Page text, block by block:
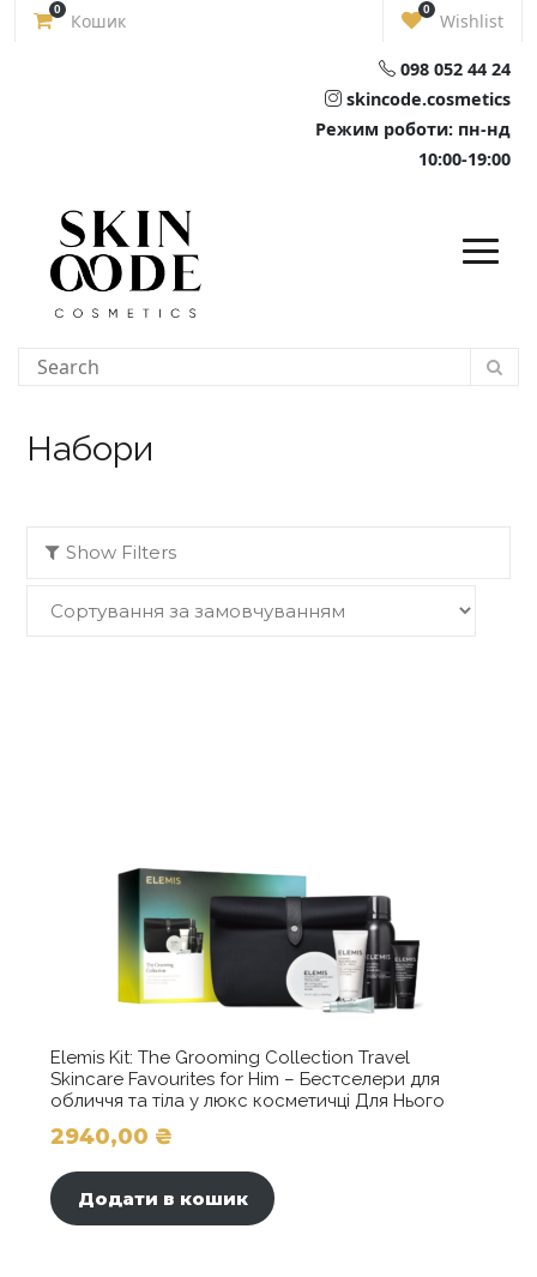
Skip
0
Кошик
0
Wishlist
098 052 44 24
skincode.cosmetics
Режим роботи: пн-нд
10:00-19:00
Набори
Show Filters
Elemis Kit: The Grooming Collection Travel
Skincare Favourites for Him – Бестселери для
обличчя та тіла у люкс косметичці Для Нього
2940,00 ₴
Додати в кошик